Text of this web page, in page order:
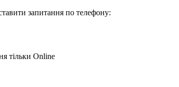
запитання по телефону:
тільки Online